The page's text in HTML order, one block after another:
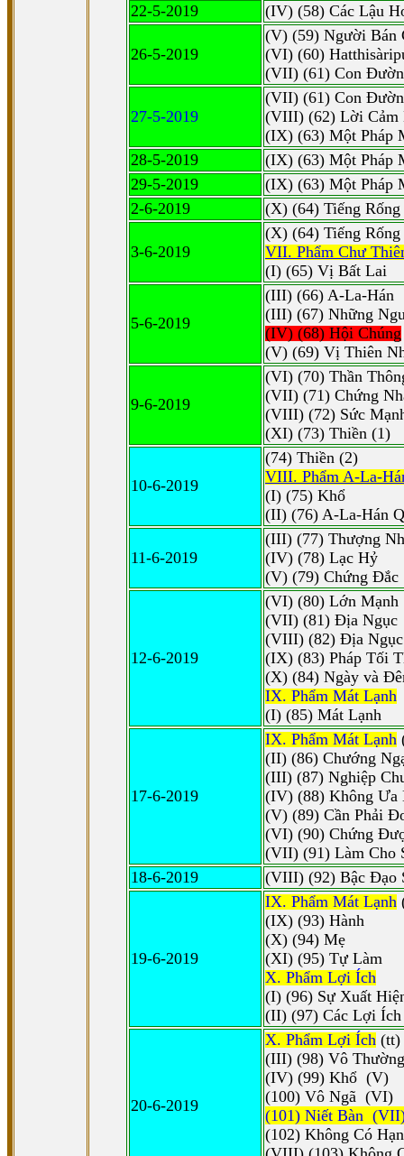
22-5-2019
(IV) (58) Các Lậu
26-5-2019
(V) (59) Người Bán
(VI) (60)
(VII) (61) Con
27-5-2019
(VII) (61) Con
(VIII) (62) Lời Cảm
(IX) (63) Một Pháp
28-5-2019
(IX) (63) Một Pháp
29-5-2019
(IX) (63) Một Pháp
2-6-2019
(X) (64) Tiếng
3-6-2019
(X) (64) Tiếng
VII. Phẩm Chư
(I) (65) Vị Bất Lai
5-6-2019
(III) (66) A-La-Hán
(III) (67) Những
(IV) (68) Hội Chúng
(V) (69) Vị Thiên
9-6-2019
(VI) (70) Thần
(VII) (71) Chứng
(VIII) (72) Sức
(XI) (73) Thiền (1)
10-6-2019
(74) Thiền (2)
VIII. Phẩm A-La-
(I) (75) Khổ
(II) (76) A-La-Hán
11-6-2019
(III) (77) Thượng
(IV) (78) Lạc Hỷ
(V) (79) Chứng Ðắc
12-6-2019
(VI) (80) Lớn Mạnh
(VII) (81) Ðịa Ngục
(VIII) (82) Ðịa
(IX) (83) Pháp Tối
(X) (84) Ngày và
IX. Phẩm Mát Lạnh
(I) (85) Mát Lạnh
17-6-2019
IX. Phẩm Mát Lạnh
(II) (86) Chướng
(III) (87) Nghiệp
(IV) (88) Không Ưa
(V) (89) Cần Phải
(VI) (90) Chứng
(VII) (91) Làm Cho
18-6-2019
(VIII) (92) Bậc Ðạo
19-6-2019
IX. Phẩm Mát Lạnh
(IX) (93) Hành
(X) (94) Mẹ
(XI) (95) Tự Làm
X. Phẩm Lợi Ích
(I) (96) Sự Xuất
(II) (97) Các Lợi
20-6-2019
X. Phẩm Lợi Ích (tt)
(III) (98) Vô
(IV) (99) Khổ (V)
(100) Vô Ngã (VI)
(101) Niết Bàn
(102) Không Có